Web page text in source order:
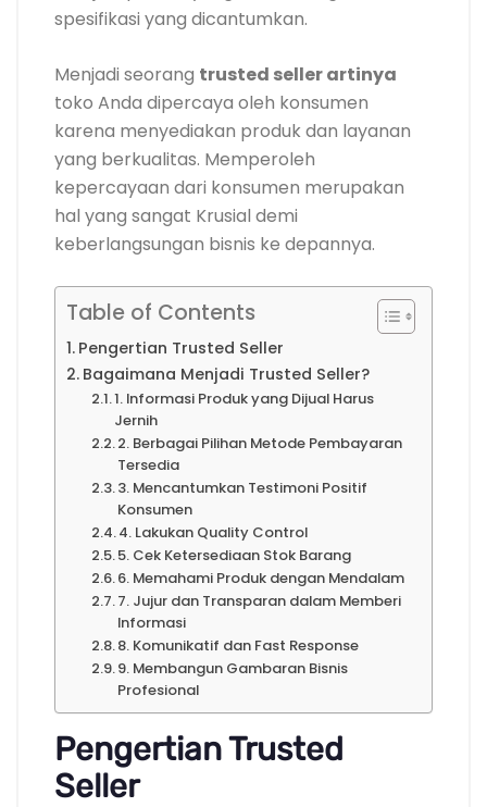
spesifikasi yang dicantumkan.
Menjadi seorang trusted seller artinya
toko Anda dipercaya oleh konsumen
karena menyediakan produk dan layanan
yang berkualitas. Memperoleh
kepercayaan dari konsumen merupakan
hal yang sangat Krusial demi
keberlangsungan bisnis ke depannya.
Table of Contents
Pengertian Trusted Seller
Bagaimana Menjadi Trusted Seller?
1. Informasi Produk yang Dijual Harus
Jernih
2. Berbagai Pilihan Metode Pembayaran
Tersedia
3. Mencantumkan Testimoni Positif
Konsumen
4. Lakukan Quality Control
5. Cek Ketersediaan Stok Barang
6. Memahami Produk dengan Mendalam
7. Jujur dan Transparan dalam Memberi
Informasi
8. Komunikatif dan Fast Response
9. Membangun Gambaran Bisnis
Profesional
PengertianTrusted
Seller